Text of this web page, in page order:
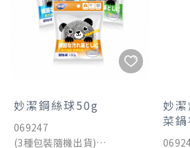
含
潤
手
無
醇
通過
標準
妙潔鋼絲球50g
069247
(3種包裝隨機出貨)
妙
菜